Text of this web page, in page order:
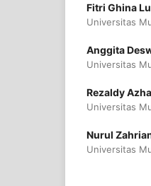
Fitri Ghina
Universitas
Anggita
Universitas
Rezaldy
Universitas
Nurul
Universitas